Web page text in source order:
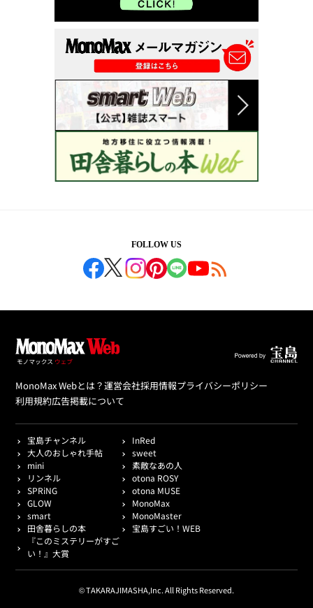
FOLLOW US
MonoMax Webとは？運営会社採用情報プライバシーポリシー
利用規約広告掲載について
宝島チャンネル
InRed
大人のおしゃれ手帖
sweet
mini
素敵なあの人
リンネル
otona ROSY
SPRiNG
otona MUSE
GLOW
MonoMax
smart
MonoMaster
田舎暮らしの本
宝島すごい！WEB
『このミステリーがすご
い！』大賞
© TAKARAJIMASHA,Inc. All Rights Reserved.